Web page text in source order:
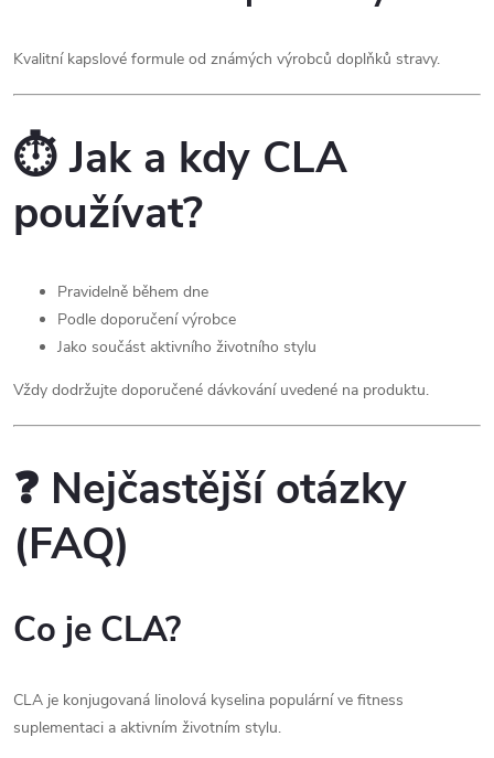
Kvalitní kapslové formule od známých výrobců doplňků stravy.
⏱️ Jak a kdy CLA
používat?
Pravidelně během dne
Podle doporučení výrobce
Jako součást aktivního životního stylu
Vždy dodržujte doporučené dávkování uvedené na produktu.
❓ Nejčastější otázky
(FAQ)
Co je CLA?
CLA je konjugovaná linolová kyselina populární ve fitness
suplementaci a aktivním životním stylu.